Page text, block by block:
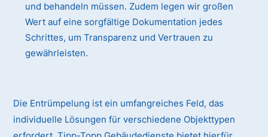
und behandeln müssen. Zudem legen wir großen
Wert auf eine sorgfältige Dokumentation jedes
Schrittes, um Transparenz und Vertrauen zu
gewährleisten.
Die Entrümpelung ist ein umfangreiches Feld, das
individuelle Lösungen für verschiedene Objekttypen